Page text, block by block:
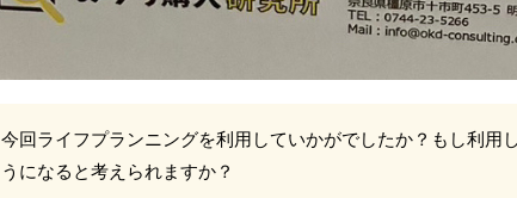
今回ライフプランニングを利用していかがでしたか？もし利用
うになると考えられますか？